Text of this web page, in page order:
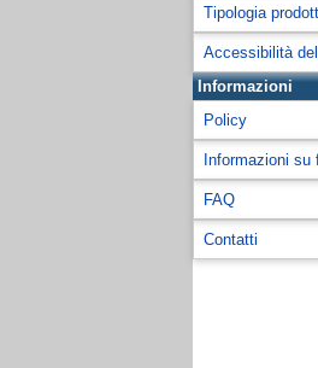
Tipologia
Accessibilità
Informazioni
Policy
Informazioni su
FAQ
Contatti